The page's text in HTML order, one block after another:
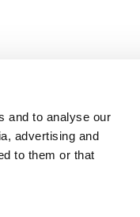
and to analyse our
advertising and
to them or that